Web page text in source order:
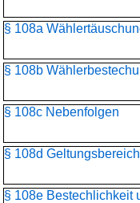
§ 108a
§ 108b
§ 108c Nebenfolgen
§ 108d Geltungsbereich
§ 108e Bestechlichkeit